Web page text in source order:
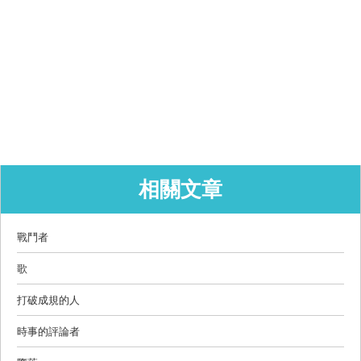
相關文章
戰鬥者
歌
打破成規的人
時事的評論者